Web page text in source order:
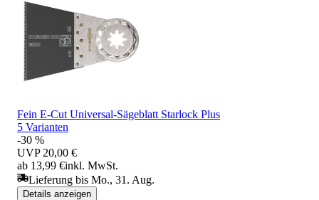
Fein E-Cut Universal-Sägeblatt Starlock Plus
5 Varianten
-30 %
UVP 20,00 €
ab 13,99 €inkl. MwSt.
Lieferung bis Mo., 31. Aug.
Details anzeigen